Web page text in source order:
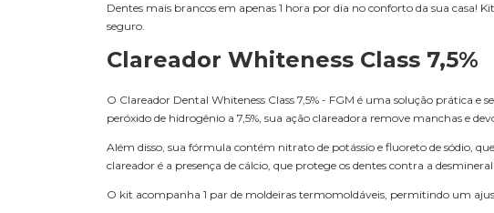
Dentes mais brancos em apenas 1 hora por dia no conforto da sua
seguro.
Clareador Whiteness Class 7,5%
O Clareador Dental Whiteness Class 7,5% - FGM é uma solução prática e
peróxido de hidrogênio a 7,5%, sua ação clareadora remove manchas e
Além disso, sua fórmula contém nitrato de potássio e fluoreto de sódio,
clareador é a presença de cálcio, que protege os dentes contra a
O kit acompanha 1 par de moldeiras termomoldáveis, permitindo um